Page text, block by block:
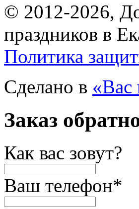
© 2012-2026,
праздников в
Политика
Сделано в «Вас
Заказ
Как вас зовут?
Ваш телефон*